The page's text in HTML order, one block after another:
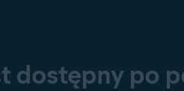
dostępny po